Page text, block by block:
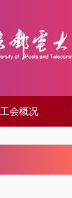
工会概况